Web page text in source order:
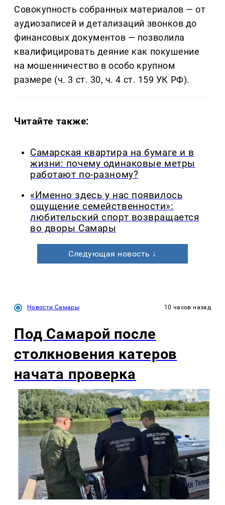
Совокупность собранных материалов — от
аудиозаписей и детализаций звонков до
финансовых документов — позволила
квалифицировать деяние как покушение
на мошенничество в особо крупном
размере (ч. 3 ст. 30, ч. 4 ст. 159 УК РФ).
Читайте также:
Самарская квартира на бумаге и в
жизни: почему одинаковые метры
работают по-разному?
«Именно здесь у нас появилось
ощущение семейственности»:
любительский спорт возвращается
во дворы Самары
Следующая новость ↓
Новости Самары 10 часов назад
Под Самарой после
столкновения катеров
начата проверка